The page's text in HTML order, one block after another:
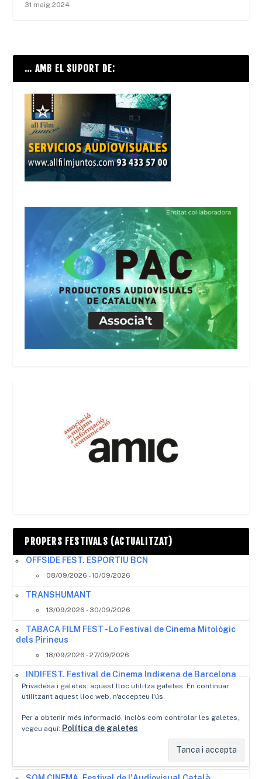
31 maig 2024
… AMB EL SUPORT DE:
PROPERS FESTIVALS (ACTUALITZAT)
OFFSIDE FEST. ESPORTIU BCN
08/09/2026 - 10/09/2026
TRANSHUMANT
13/09/2026 - 30/09/2026
TABACA FILM FEST - Lo Festival de Cinema Mitològic
dels Pirineus
18/09/2026 - 27/09/2026
INDIFEST, Festival de Cinema Indígena de Barcelona
09/10/2026 - 20/10/2026
14/10/2026
Privadesa i galetes: aquest lloc utilitza galetes. En continuar
utilitzant aquest lloc web, n'accepteu l'ús.
Per a obtenir més informació, inclòs com controlar les galetes,
vegeu aquí: Política de galetes